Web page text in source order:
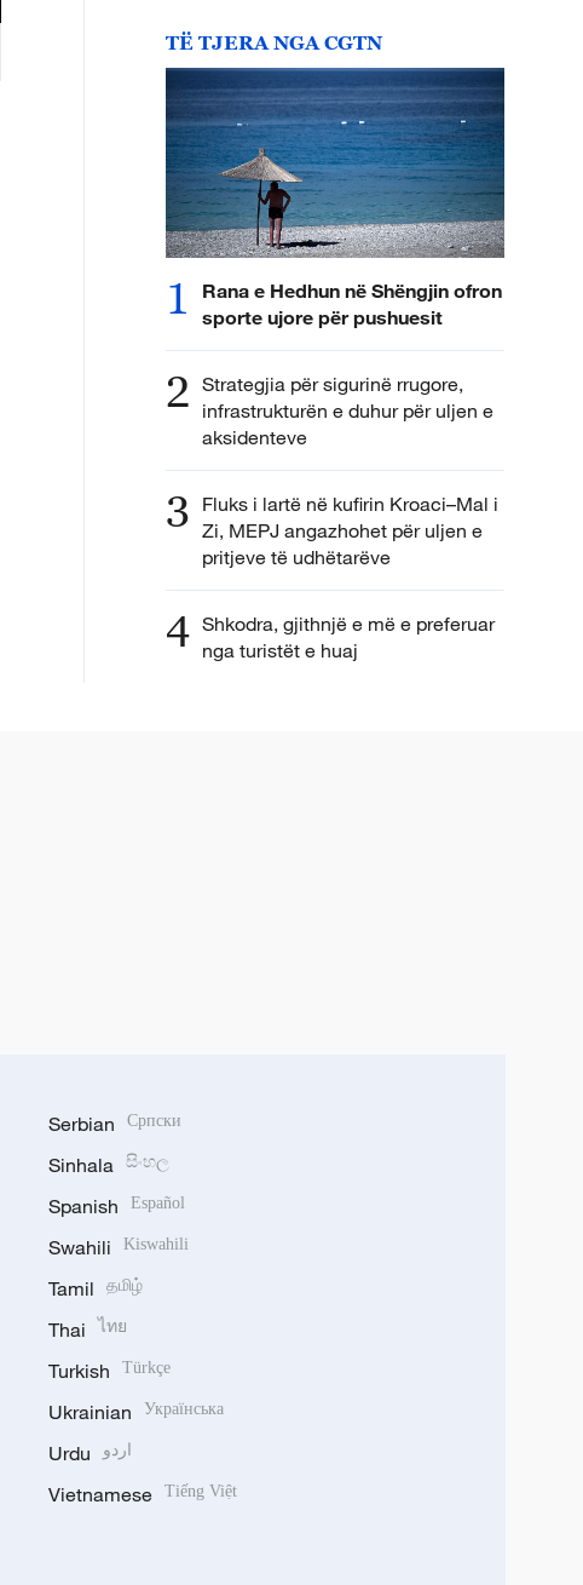
TË TJERA NGA CGTN
1
Rana e Hedhun në Shëngjin ofron
sporte ujore për pushuesit
2 Strategjia për sigurinë rrugore,
infrastrukturën e duhur për uljen e
aksidenteve
3 Fluks i lartë në kufirin Kroaci–Mal i
Zi, MEPJ angazhohet për uljen e
pritjeve të udhëtarëve
4 Shkodra, gjithnjë e më e preferuar
nga turistët e huaj
Serbian Српски
Sinhala සිංහල
Spanish Español
Swahili Kiswahili
Tamil தமிழ்
Thai ไทย
Turkish Türkçe
Ukrainian Українська
Urdu اردو
Vietnamese Tiếng Việt